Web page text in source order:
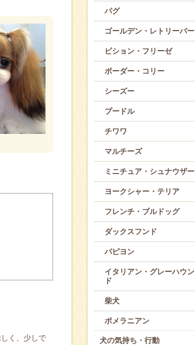
く、少しで
パグ
ゴールデン・レトリーバー
ビション・フリーゼ
ボーダー・コリー
シーズー
プードル
チワワ
マルチーズ
ミニチュア・シュナウザー
ヨークシャー・テリア
フレンチ・ブルドッグ
ダックスフンド
パピヨン
イタリアン・グレーハウン
ド
柴犬
ポメラニアン
犬の気持ち・行動